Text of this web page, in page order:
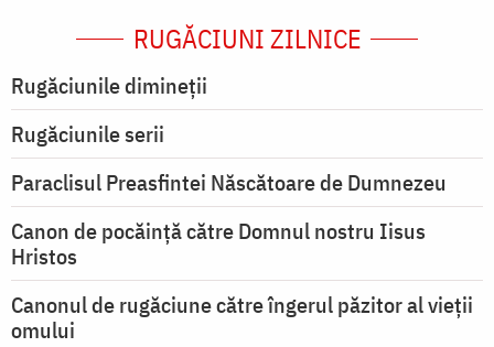
RUGĂCIUNI ZILNICE
Rugăciunile dimineții
Rugăciunile serii
Paraclisul Preasfintei Născătoare de Dumnezeu
Canon de pocăință către Domnul nostru Iisus
Hristos
Canonul de rugăciune către îngerul păzitor al vieții
omului